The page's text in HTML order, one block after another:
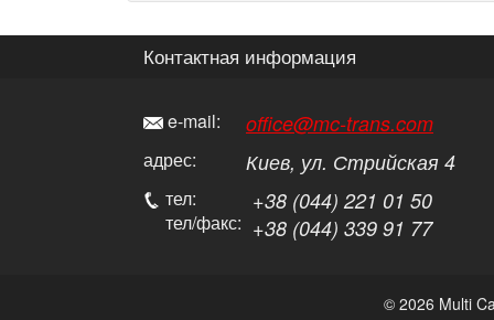
Контактная информация
e-mail: office@mc-trans.com
адрес: Киев, ул. Стрийская 4
тел:
тел/факс:
+38 (044) 221 01 50
+38 (044) 339 91 77
© 2026 Multi